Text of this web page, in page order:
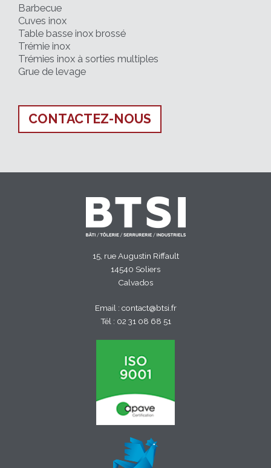
Barbecue
Cuves inox
Table basse inox brossé
Trémie inox
Trémies inox à sorties multiples
Grue de levage
CONTACTEZ-NOUS
15, rue Augustin Riffault
14540 Soliers
Calvados
Email : contact@btsi.fr
Tél : 02 31 08 68 51